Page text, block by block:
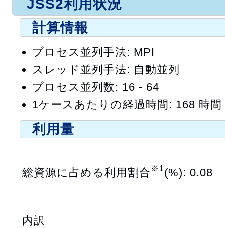
JSS2利用状況
計算情報
プロセス並列手法: MPI
スレッド並列手法: 自動並列
プロセス並列数: 16 - 64
1ケースあたりの経過時間: 168 時間
利用量
総資源に占める利用割合 ※1(%): 0.08
内訳